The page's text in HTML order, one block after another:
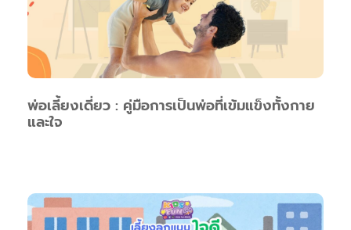
พ่อเลี้ยงเดี่ยว : คู่มือการเป็นพ่อที่เข้มแข็งทั้งกาย
และใจ